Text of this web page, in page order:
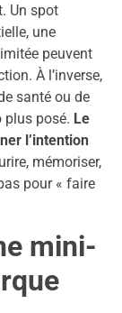
Un spot
une
peuvent
À l’inverse,
santé ou de
plus posé. Le
l’intention
mémoriser,
pour « faire
mini-